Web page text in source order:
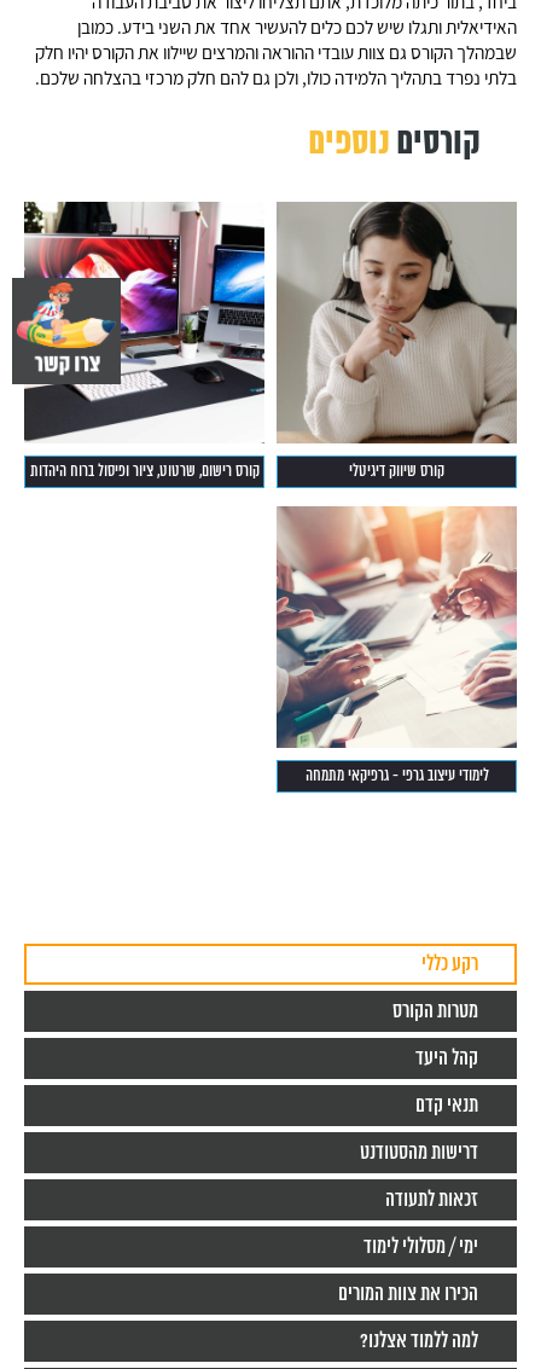
רקע כללי
מטרות הקורס
קהל היעד
תנאי קדם
דרישות מהסטודנט
זכאות לתעודה
ימי / מסלולי לימוד
הכירו את צוות המורים
למה ללמוד אצלנו?
האידיאלית ותגלו שיש לכם כלים להעשיר אחד את השני בידע. כמובן
שבמהלך הקורס גם צוות עובדי ההוראה והמרצים שיילוו את הקורס יהיו חלק
בלתי נפרד בתהליך הלמידה כולו, ולכן גם להם חלק מרכזי בהצלחה שלכם.
קורסים נוספים
קורס שיווק דיגיטלי קורס רישום, שרטוט, ציור ופיסול ברוח היהדות
לימודי עיצוב גרפי - גרפיקאי מתמחה